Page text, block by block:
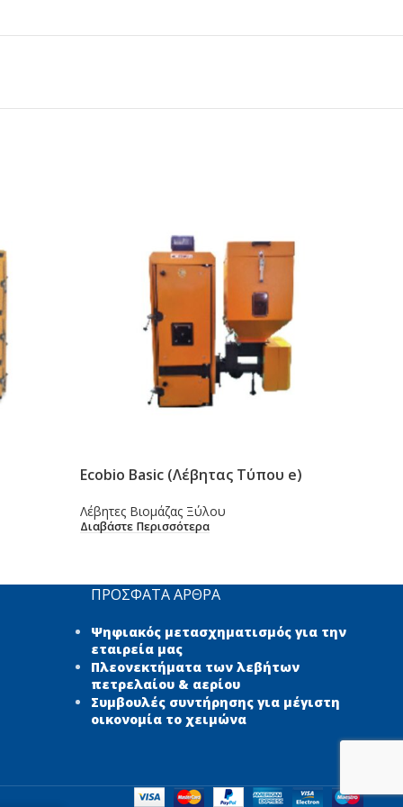
Ecobio Basic (Λέβητας Τύπου e)
Λέβητες Βιομάζας Ξύλου
Διαβάστε Περισσότερα
ΠΡΌΣΦΑΤΑ ΆΡΘΡΑ
Ψηφιακός μετασχηματισμός για την
εταιρεία μας
Πλεονεκτήματα των λεβήτων
πετρελαίου & αερίου
Συμβουλές συντήρησης για μέγιστη
οικονομία το χειμώνα